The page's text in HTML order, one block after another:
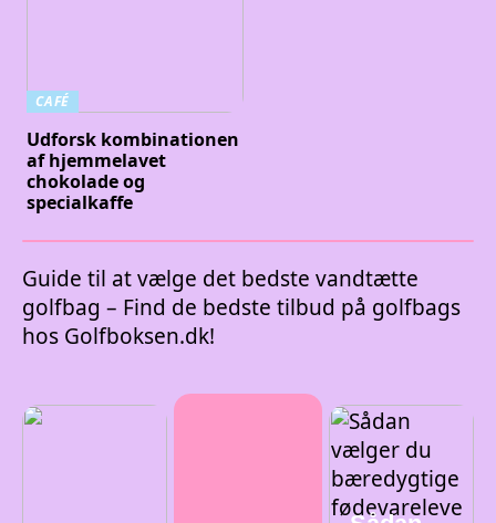
CAFÉ
Udforsk kombinationen
af hjemmelavet
chokolade og
specialkaffe
Guide til at vælge det bedste vandtætte
golfbag – Find de bedste tilbud på golfbags
hos Golfboksen.dk!